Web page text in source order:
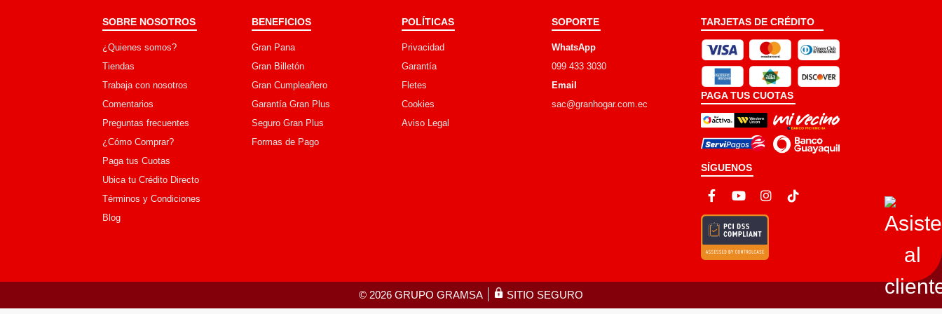
SOBRE NOSOTROS
¿Quienes somos?
Tiendas
Trabaja con nosotros
Comentarios
Preguntas frecuentes
¿Cómo Comprar?
Paga tus Cuotas
Ubica tu Crédito Directo
Términos y Condiciones
Blog
BENEFICIOS
Gran Pana
Gran Billetón
Gran Cumpleañero
Garantía Gran Plus
Seguro Gran Plus
Formas de Pago
POLÍTICAS
Privacidad
Garantía
Fletes
Cookies
Aviso Legal
SOPORTE
WhatsApp
099 433 3030
Email
sac@granhogar.com.ec
TARJETAS DE CRÉDITO
PAGA TUS CUOTAS
SÍGUENOS
© 2026 GRUPO GRAMSA SITIO SEGURO